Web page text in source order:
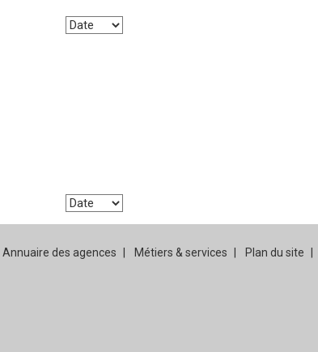
Annuaire des agences Métiers & services Plan du site